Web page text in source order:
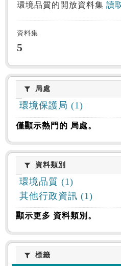
環境品質的開放資料集 讀
資料集
5
局處局處
環境保護局 (1)
僅顯示熱門的 局處。
資料類別
資料類別
環境品質 (1)
其他行政資訊 (1)
顯示更多 資料類別。
標籤標籤